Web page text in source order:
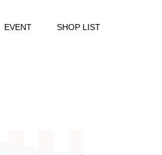
EVENT SHOP LIST